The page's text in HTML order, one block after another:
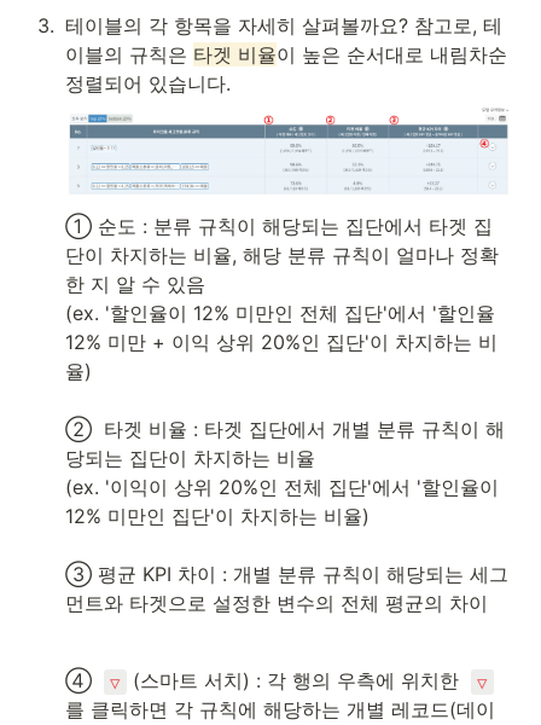
3. 테이블의 각 항목을 자세히 살펴볼까요? 참고로, 테
이블의 규칙은 타겟 비율이 높은 순서대로 내림차순
정렬되어 있습니다.
① 순도 : 분류 규칙이 해당되는 집단에서 타겟 집
단이 차지하는 비율, 해당 분류 규칙이 얼마나 정확
한 지 알 수 있음
(ex. '할인율이 12% 미만인 전체 집단'에서 '할인율
12% 미만 + 이익 상위 20%인 집단'이 차지하는 비
율)
②  타겟 비율 : 타겟 집단에서 개별 분류 규칙이 해
당되는 집단이 차지하는 비율
(ex. '이익이 상위 20%인 전체 집단'에서 '할인율이
12% 미만인 집단'이 차지하는 비율)
③ 평균 KPI 차이 : 개별 분류 규칙이 해당되는 세그
먼트와 타겟으로 설정한 변수의 전체 평균의 차이
④ ▽ (스마트 서치) : 각 행의 우측에 위치한 ▽
를 클릭하면 각 규칙에 해당하는 개별 레코드(데이